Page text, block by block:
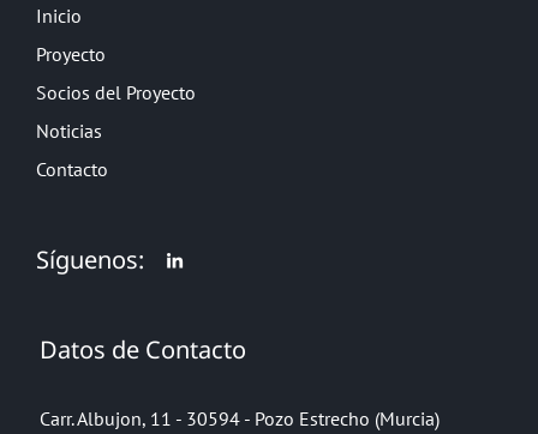
Inicio
Proyecto
Socios del Proyecto
Noticias
Contacto
Síguenos:
Datos de Contacto
Carr. Albujon, 11 - 30594 - Pozo Estrecho (Murcia)